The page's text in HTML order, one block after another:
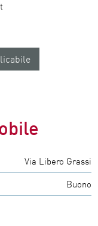
Via Libero Grassi
Buono